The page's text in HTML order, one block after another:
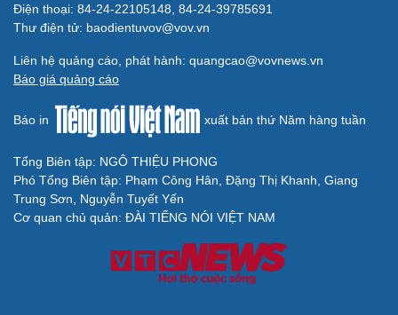
Điện thoại: 84-24-22105148, 84-24-39785691
Thư điện tử: baodientuvov@vov.vn
Liên hệ quảng cáo, phát hành: quangcao@vovnews.vn
Báo giá quảng cáo
Báo in xuất bản thứ Năm hàng tuần
Tổng Biên tập: NGÔ THIỆU PHONG
Phó Tổng Biên tập: Phạm Công Hân, Đặng Thị Khanh, Giang
Trung Sơn, Nguyễn Tuyết Yến
Cơ quan chủ quản: ĐÀI TIẾNG NÓI VIỆT NAM